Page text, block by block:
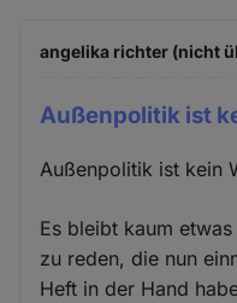
angelika richter (nicht
Außenpolitik ist
Außenpolitik ist kein
Es bleibt kaum
zu reden, die nun
Heft in der Hand